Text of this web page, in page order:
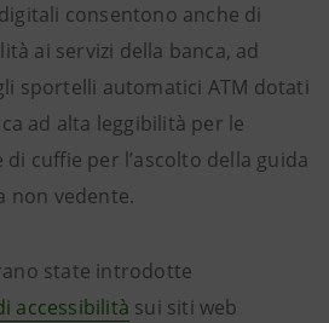
consentono anche di
ai servizi della banca, ad
sportelli automatici ATM dotati
ad alta leggibilità per le
cuffie per l’ascolto della guida
non vedente.
state introdotte
accessibilità sui siti web